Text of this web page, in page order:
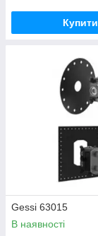
Купити
Gessi 63015
В наявності